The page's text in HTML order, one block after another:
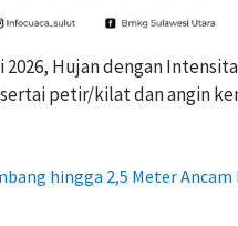
2026, Hujan dengan
petir/kilat dan angin
hingga 2,5 Meter Ancam